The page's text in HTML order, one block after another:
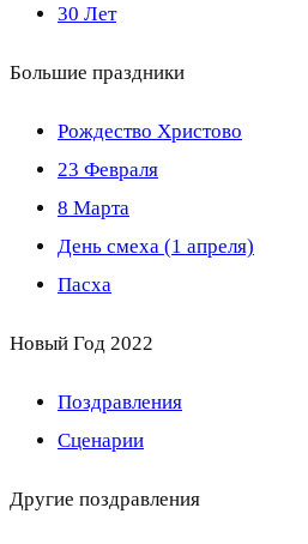
30 Лет
Большие праздники
Рождество Христово
23 Февраля
8 Марта
День смеха (1 апреля)
Пасха
Новый Год 2022
Поздравления
Сценарии
Другие поздравления